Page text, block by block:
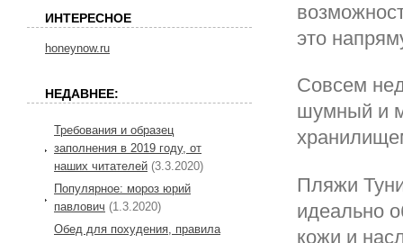
это
Совсем
шумный и
Пляжи
идеально
кожи и
ИНТЕРЕСНОЕ
honeynow.ru
НЕДАВНЕЕ:
Требования и образец
заполнения в 2019 году, от
наших читателей (3.3.2020)
Популярное: мороз юрий
павлович (1.3.2020)
Обед для похудения, правила